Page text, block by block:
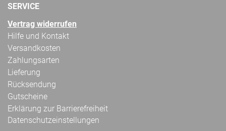
SERVICE
Vertrag widerrufen
Hilfe und Kontakt
Versandkosten
Zahlungsarten
Lieferung
Rücksendung
Gutscheine
Erklärung zur Barrierefreiheit
Datenschutzeinstellungen